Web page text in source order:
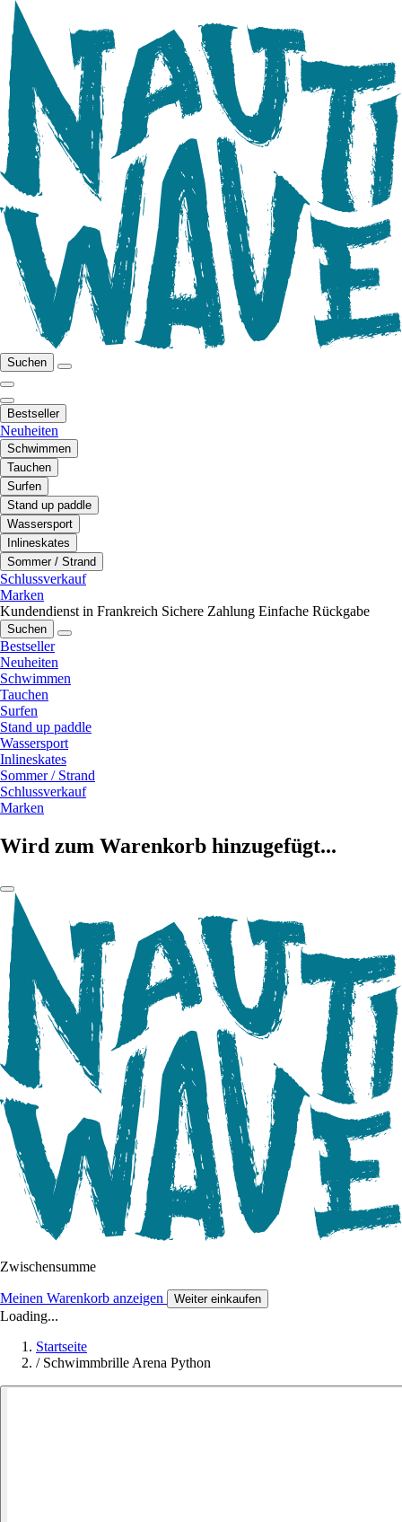
Suchen
Bestseller
Neuheiten
Schwimmen
Tauchen
Surfen
Stand up paddle
Wassersport
Inlineskates
Sommer / Strand
Schlussverkauf
Marken
Kundendienst in Frankreich Sichere Zahlung Einfache Rückgabe
Suchen
Bestseller
Neuheiten
Schwimmen
Tauchen
Surfen
Stand up paddle
Wassersport
Inlineskates
Sommer / Strand
Schlussverkauf
Marken
Wird zum Warenkorb hinzugefügt...
Zwischensumme
Meinen Warenkorb anzeigen Weiter einkaufen
Loading...
Startseite
/ Schwimmbrille Arena Python